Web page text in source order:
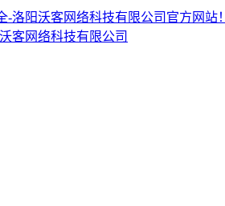
-洛阳沃客网络科技有限公司官方网站！